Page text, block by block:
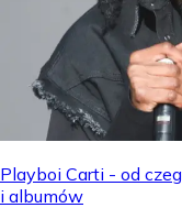
Playboi Carti - od
i albumów